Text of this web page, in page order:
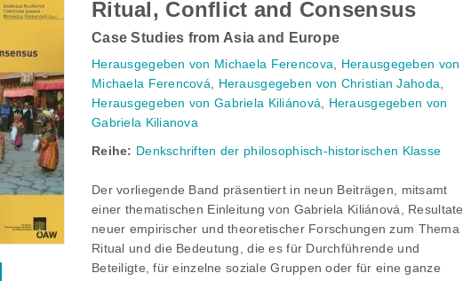
Ritual, Conflict and Consensus
Case Studies from Asia and Europe
Herausgegeben von Michaela Ferencova, Herausgegeben von
Michaela Ferencová, Herausgegeben von Christian Jahoda,
Herausgegeben von Gabriela Kiliánová, Herausgegeben von
Gabriela Kilianova
Reihe: Denkschriften der philosophisch-historischen Klasse
Der vorliegende Band präsentiert in neun Beiträgen, mitsamt
einer thematischen Einleitung von Gabriela Kiliánová, Resultate
neuer empirischer und theoretischer Forschungen zum Thema
Ritual und die Bedeutung, die es für Durchführende und
Beteiligte, für einzelne soziale Gruppen oder für eine ganze